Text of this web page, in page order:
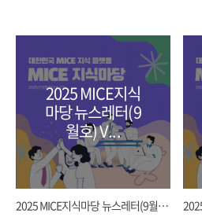
2025 MICE지식
마당 뉴스레터(9
월호) V...
2025 MICE지식마당 뉴스레터(9월호) V...